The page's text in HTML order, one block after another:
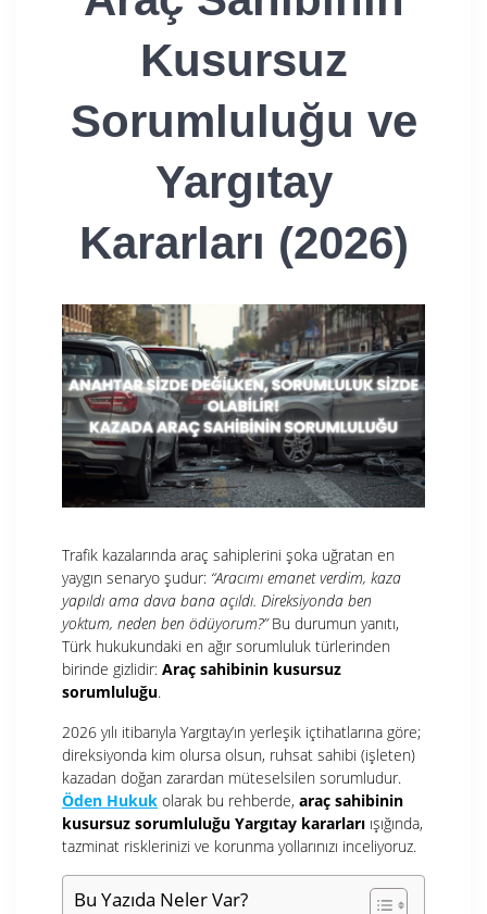
Kusursuz
Sorumluluğu ve
Yargıtay
Kararları (2026)
Trafik kazalarında araç sahiplerini şoka uğratan en
yaygın senaryo şudur: “Aracımı emanet verdim, kaza
yapıldı ama dava bana açıldı. Direksiyonda ben
yoktum, neden ben ödüyorum?”Bu durumun yanıtı,
Türk hukukundaki en ağır sorumluluk türlerinden
birinde gizlidir: Araç sahibinin kusursuz
sorumluluğu.
2026 yılı itibarıyla Yargıtay’ın yerleşik içtihatlarına göre;
direksiyonda kim olursa olsun, ruhsat sahibi (işleten)
kazadan doğan zarardan müteselsilen sorumludur.
Öden Hukuk olarak bu rehberde, araç sahibinin
kusursuz sorumluluğu Yargıtay kararları ışığında,
tazminat risklerinizi ve korunma yollarınızı inceliyoruz.
Bu Yazıda Neler Var?